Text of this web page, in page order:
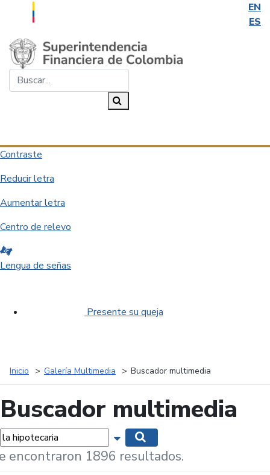
EN
ES
Saltar al contenido principal
Contraste
Reducir letra
Aumentar letra
Centro de relevo
Lengua de señas
Presente su queja
Inicio Galería Multimedia Buscador multimedia
Buscador multimedia
Mostrar opciones de búsqueda
encontraron 1896 resultados.